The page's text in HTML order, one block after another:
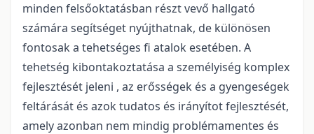
minden felsőoktatásban részt vevő hallgató
számára segítséget nyújthatnak, de különösen
fontosak a tehetséges fi atalok esetében. A
tehetség kibontakoztatása a személyiség komplex
fejlesztését jeleni , az erősségek és a gyengeségek
feltárását és azok tudatos és irányítot fejlesztését,
amely azonban nem mindig problémamentes és